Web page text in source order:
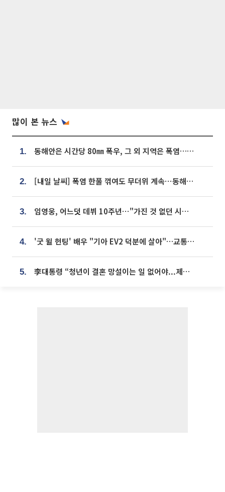
많이 본 뉴스
1. 동해안은 시간당 80㎜ 폭우, 그 외 지역은 폭염…‘극과 극 날씨’
2. [내일 날씨] 폭염 한풀 꺾여도 무더위 계속⋯동해안 이틀 연속 비
3. 임영웅, 어느덧 데뷔 10주년⋯"가진 것 없던 시절, 내 앞엔 20명의 팬뿐"
4. '굿 윌 헌팅' 배우 "기아 EV2 덕분에 살아"…교통사고 후 안전성 극찬
5. 李대통령 “청년이 결혼 망설이는 일 없어야...제도상 불이익 조사”